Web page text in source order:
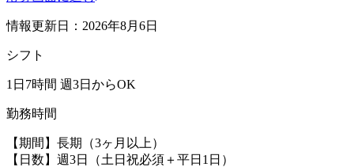
情報更新日：2026年8月6日
シフト
1日7時間 週3日からOK
勤務時間
【期間】長期（3ヶ月以上）
【日数】週3日（土日祝必須＋平日1日）